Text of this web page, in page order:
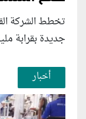
تخطط الشركة
جديدة بقرابة
أخبار